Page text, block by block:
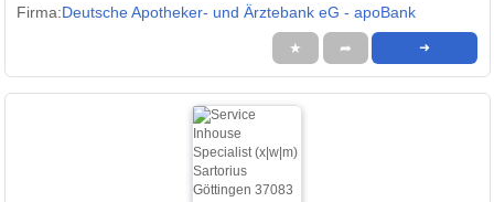
Firma:Deutsche Apotheker- und Ärztebank eG - apoBank
★ ➦ ➜